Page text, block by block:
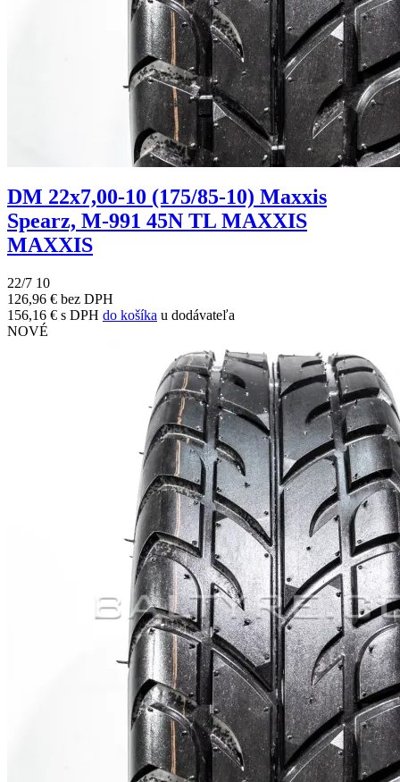
DM 22x7,00-10 (175/85-10) Maxxis
Spearz, M-991 45N TL MAXXIS
MAXXIS
22/7 10
126,96 € bez DPH
156,16 € s DPH do košíka u dodávateľa
NOVÉ